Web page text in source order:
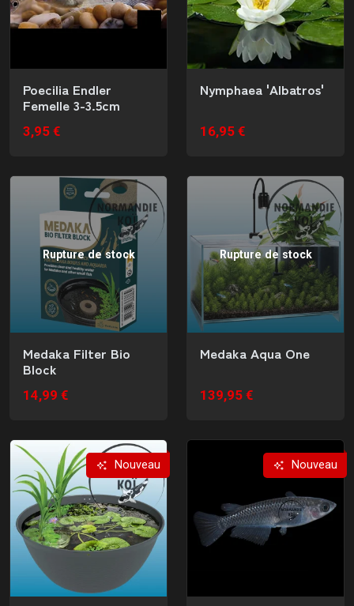
Poecilia Endler
Femelle 3-3.5cm
3,95 €
Nymphaea 'Albatros'
16,95 €
Rupture de stock
Medaka Filter Bio
Block
14,99 €
Rupture de stock
Medaka Aqua One
139,95 €
Nouveau Nouveau